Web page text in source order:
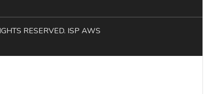
RESERVED. ISP AWS